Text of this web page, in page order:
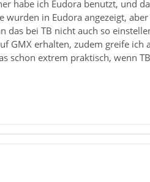
habe ich Eudora benutzt, und
in Eudora angezeigt,
bei TB nicht auch so
GMX erhalten, zudem greife ich
schon extrem praktisch, wenn